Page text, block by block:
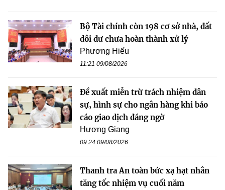
Bộ Tài chính còn 198 cơ sở nhà, đất
dôi dư chưa hoàn thành xử lý
Phương Hiếu
11:21 09/08/2026
Đề xuất miễn trừ trách nhiệm dân
sự, hình sự cho ngân hàng khi báo
cáo giao dịch đáng ngờ
Hương Giang
09:24 09/08/2026
Thanh tra An toàn bức xạ hạt nhân
tăng tốc nhiệm vụ cuối năm